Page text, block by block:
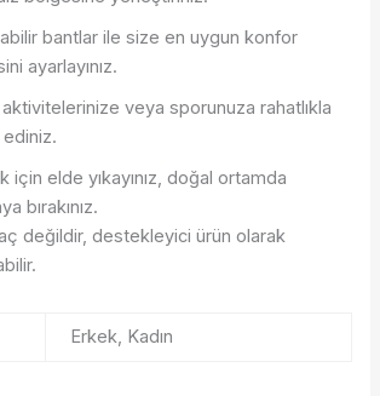
bantlar ile size en uygun konfor
ayarlayınız.
veya sporunuza rahatlıkla
için elde yıkayınız, doğal ortamda
bırakınız.
değildir, destekleyici ürün olarak
Erkek, Kadın